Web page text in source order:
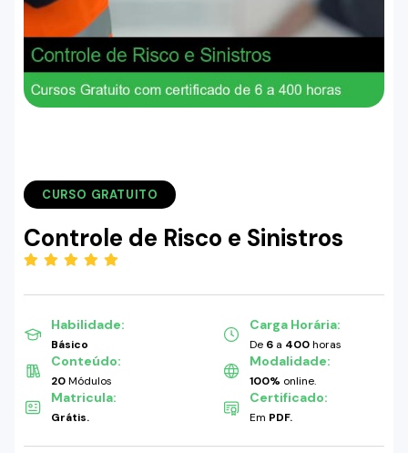
CURSO GRATUITO
Controle de Risco e Sinistros
Habilidade:
Básico
Carga Horária:
De 6 a 400horas
Conteúdo:
20Módulos
Modalidade:
100% online.
Matricula:
Grátis.
Certificado:
Em PDF.